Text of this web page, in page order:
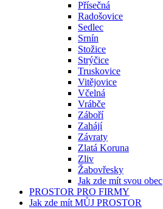
Přísečná
Radošovice
Sedlec
Srnín
Stožice
Strýčice
Truskovice
Vitějovice
Včelná
Vrábče
Záboří
Zahájí
Závraty
Zlatá Koruna
Zliv
Žabovřesky
Jak zde mít svou obec
PROSTOR PRO FIRMY
Jak zde mít MŮJ PROSTOR